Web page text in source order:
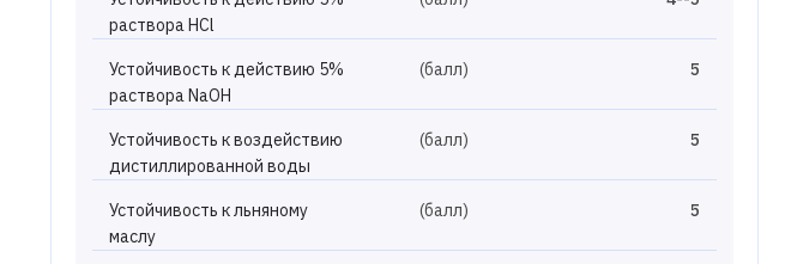
раствора HCl
Устойчивость к действию 5%
раствора NaOH
(балл) 5
Устойчивость к воздействию
дистиллированной воды
(балл) 5
Устойчивость к льняному
маслу
(балл) 5